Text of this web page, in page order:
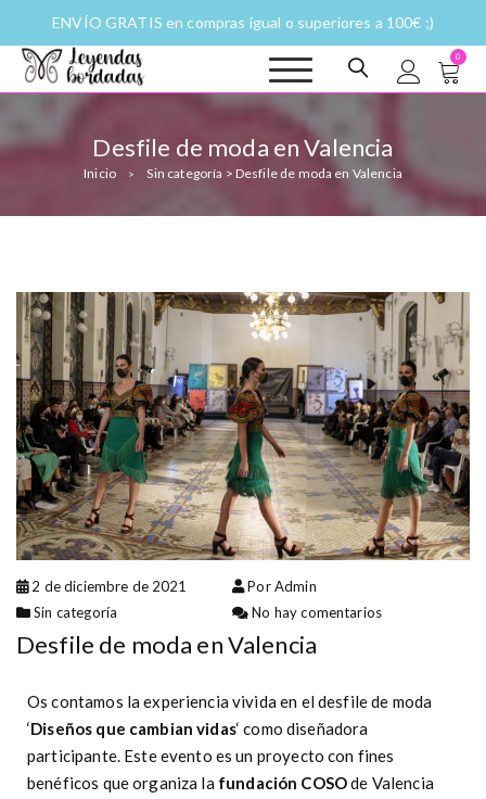
ENVÍO GRATIS en compras igual o superiores a 100€ ;)
Leyendas
Historias
fantásticas a
puntadas
0
Desfile de moda en Valencia
Inicio > Sin categoría > Desfile de moda en Valencia
2 de diciembre de 2021
Por Admin
Sin categoría
No hay comentarios
Desfile de moda en Valencia
Os contamos la experiencia vivida en el desfile de moda
‘Diseños que cambian vidas‘ como diseñadora
participante. Este evento es un proyecto con fines
benéficos que organiza la fundación COSOde Valencia